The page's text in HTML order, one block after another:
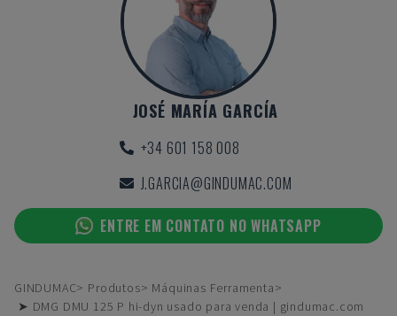
JOSÉ MARÍA GARCÍA
+34 601 158 008
J.GARCIA@GINDUMAC.COM
ENTRE EM CONTATO NO WHATSAPP
GINDUMAC Produtos
Máquinas Ferramenta
➤ DMG DMU 125 P hi-dyn usado para venda | gindumac.com